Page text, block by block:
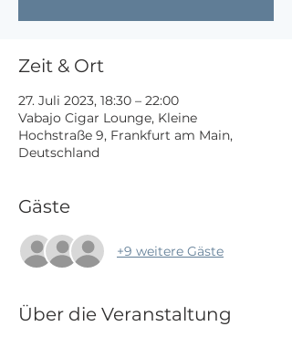
Zeit & Ort
27. Juli 2023, 18:30 – 22:00
Vabajo Cigar Lounge, Kleine
Hochstraße 9, Frankfurt am Main,
Deutschland
Gäste
+9 weitere Gäste
Über die Veranstaltung